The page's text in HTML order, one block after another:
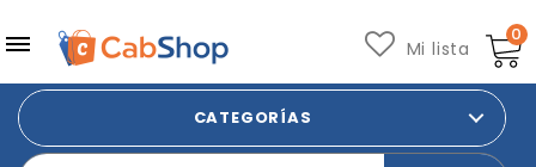
0
Mi lista
CATEGORÍAS